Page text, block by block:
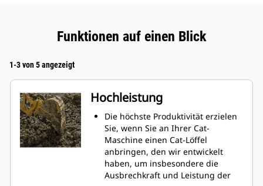
Funktionen auf einen Blick
1-3 von 5 angezeigt
Hochleistung
Die höchste Produktivität erzielen
Sie, wenn Sie an Ihrer Cat-
Maschine einen Cat-Löffel
anbringen, den wir entwickelt
haben, um insbesondere die
Ausbrechkraft und Leistung der